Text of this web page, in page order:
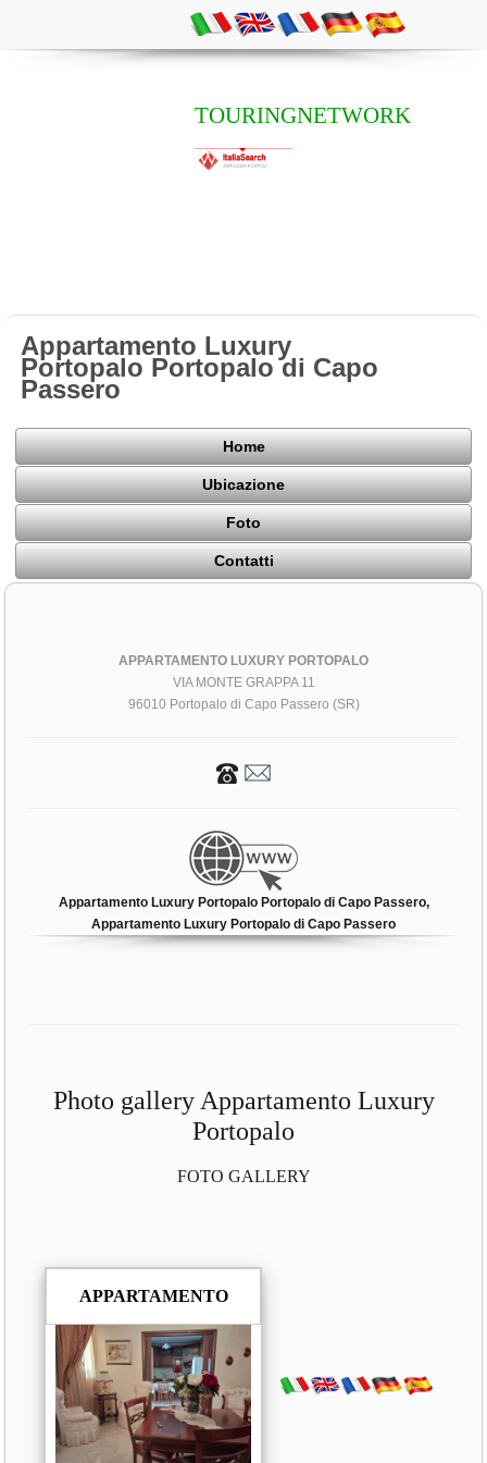
TOURINGNETWORK
Appartamento Luxury
Portopalo Portopalo di Capo
Passero
Home
Ubicazione
Foto
Contatti
APPARTAMENTO LUXURY PORTOPALO
VIA MONTE GRAPPA 11
96010 Portopalo di Capo Passero (SR)
Appartamento Luxury Portopalo Portopalo di Capo Passero,
Appartamento Luxury Portopalo di Capo Passero
Photo gallery Appartamento Luxury
Portopalo
FOTO GALLERY
APPARTAMENTO